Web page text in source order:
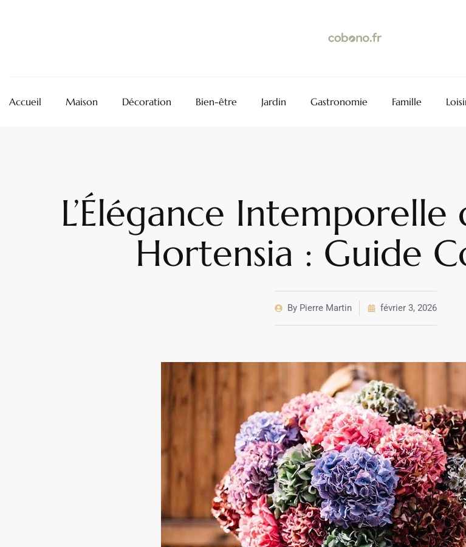
Accueil Maison Décoration Bien-être Jardin Gastronomie Famille
L’Élégance
Hortensia : Guide
ByPierre Martin février 3, 2026